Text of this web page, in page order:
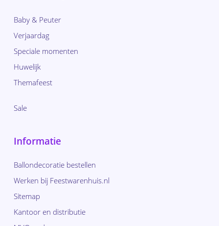
Baby & Peuter
Verjaardag
Speciale momenten
Huwelijk
Themafeest
Sale
Informatie
Ballondecoratie bestellen
Werken bij Feestwarenhuis.nl
Sitemap
Kantoor en distributie